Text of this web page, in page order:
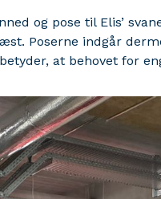
og pose til Elis’
Poserne indgår
at behovet for